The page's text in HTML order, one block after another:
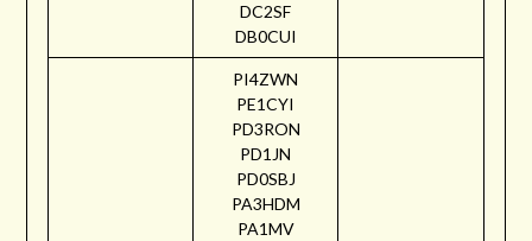
DC2SF
DB0CUI
PI4ZWN
PE1CYI
PD3RON
PD1JN
PD0SBJ
PA3HDM
PA1MV